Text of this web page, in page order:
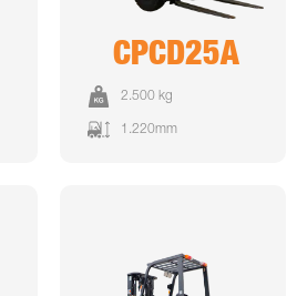
CPCD25A
2.500 kg
1.220mm